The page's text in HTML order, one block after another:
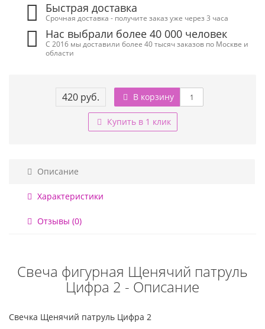
Быстрая доставка
Срочная доставка - получите заказ уже через 3 часа
Нас выбрали более 40 000 человек
С 2016 мы доставили более 40 тысяч заказов по Москве и
области
420 руб. В корзину
Купить в 1 клик
Описание
Характеристики
Отзывы (0)
Свеча фигурная Щенячий патруль
Цифра 2 - Описание
Свечка Щенячий патруль Цифра 2